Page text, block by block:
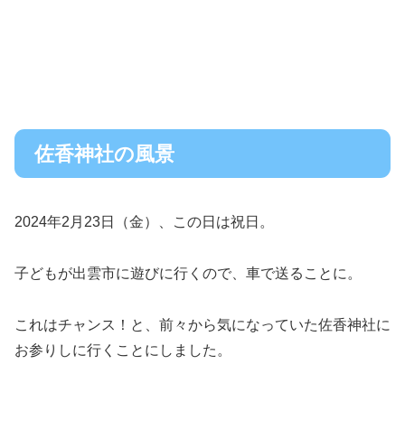
佐香神社の風景
2024年2月23日（金）、この日は祝日。
子どもが出雲市に遊びに行くので、車で送ることに。
これはチャンス！と、前々から気になっていた佐香神社に
お参りしに行くことにしました。